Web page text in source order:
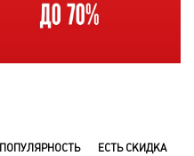
ПОПУЛЯРНОСТЬ ЕСТЬ СКИДКА